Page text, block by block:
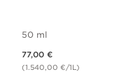
50 ml
77,00 €
(1.540,00 €/1L)